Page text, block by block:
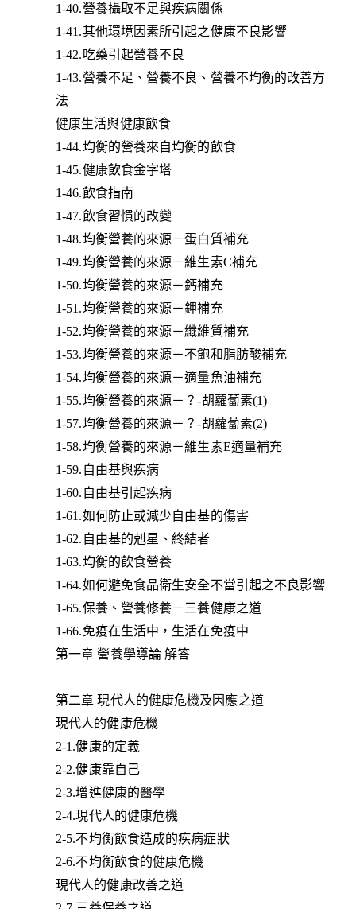
1-40.營養攝取不足與疾病關係
1-41.其他環境因素所引起之健康不良影響
1-42.吃藥引起營養不良
1-43.營養不足、營養不良、營養不均衡的改善方
法
健康生活與健康飲食
1-44.均衡的營養來自均衡的飲食
1-45.健康飲食金字塔
1-46.飲食指南
1-47.飲食習慣的改變
1-48.均衡營養的來源－蛋白質補充
1-49.均衡營養的來源－維生素C補充
1-50.均衡營養的來源－鈣補充
1-51.均衡營養的來源－鉀補充
1-52.均衡營養的來源－纖維質補充
1-53.均衡營養的來源－不飽和脂肪酸補充
1-54.均衡營養的來源－適量魚油補充
1-55.均衡營養的來源－？-胡蘿蔔素(1)
1-57.均衡營養的來源－？-胡蘿蔔素(2)
1-58.均衡營養的來源－維生素E適量補充
1-59.自由基與疾病
1-60.自由基引起疾病
1-61.如何防止或減少自由基的傷害
1-62.自由基的剋星、終結者
1-63.均衡的飲食營養
1-64.如何避免食品衛生安全不當引起之不良影響
1-65.保養、營養修養－三養健康之道
1-66.免疫在生活中，生活在免疫中
第一章 營養學導論 解答
第二章 現代人的健康危機及因應之道
現代人的健康危機
2-1.健康的定義
2-2.健康靠自己
2-3.增進健康的醫學
2-4.現代人的健康危機
2-5.不均衡飲食造成的疾病症狀
2-6.不均衡飲食的健康危機
現代人的健康改善之道